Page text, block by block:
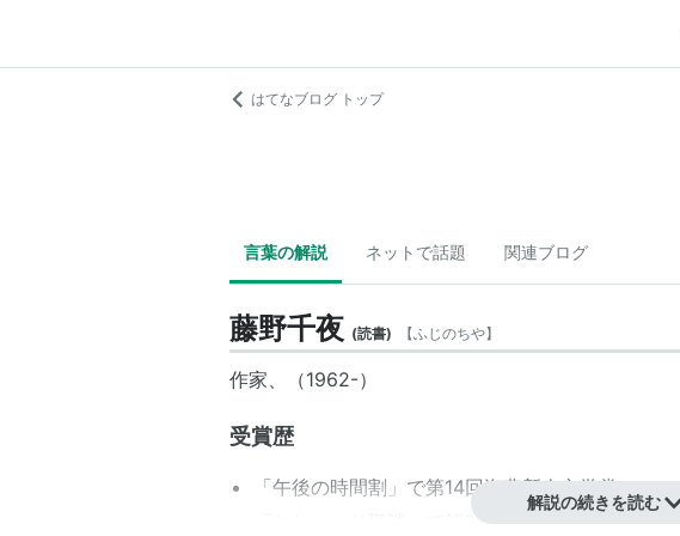
はてなブログ トップ
言葉の解説 ネットで話題 関連ブログ
藤野千夜 (読書) 【ふじのちや】
作家、（1962-）
受賞歴
「午後の時間割」で第14回海燕新人文学賞
「おしゃべり怪談」で第20回野間文芸新人賞受賞
解説の続きを読む